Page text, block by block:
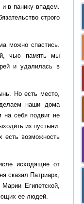
в панику впадем.
строго
можно спастись.
чью память мы
и удалилась в
Но есть место,
наши дома
на себя подвиг не
из пустыни.
есть возможность
исходящие от
сказал Патриарх,
Египетской,
ее людей.